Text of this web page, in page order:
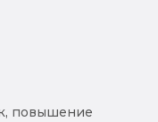
повышение